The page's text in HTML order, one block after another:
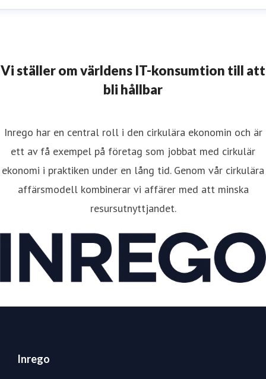
Vi ställer om världens IT-konsumtion till att
bli hållbar
Inrego har en central roll i den cirkulära ekonomin och är
ett av få exempel på företag som jobbat med cirkulär
ekonomi i praktiken under en lång tid. Genom vår cirkulära
affärsmodell kombinerar vi affärer med att minska
resursutnyttjandet.
Inrego